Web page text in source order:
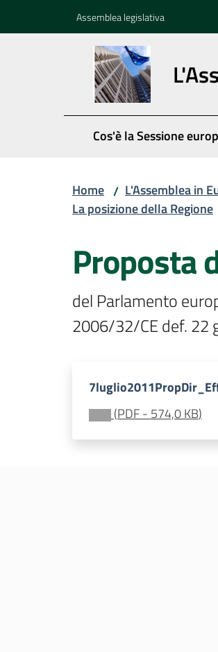
Assemblea legislativa
Cos'è la Sessione
Home / L'Assemblea in
La posizione della Regione
Proposta
del Parlamento
2006/32/CE def. 22
(PDF- 574,0 KB)